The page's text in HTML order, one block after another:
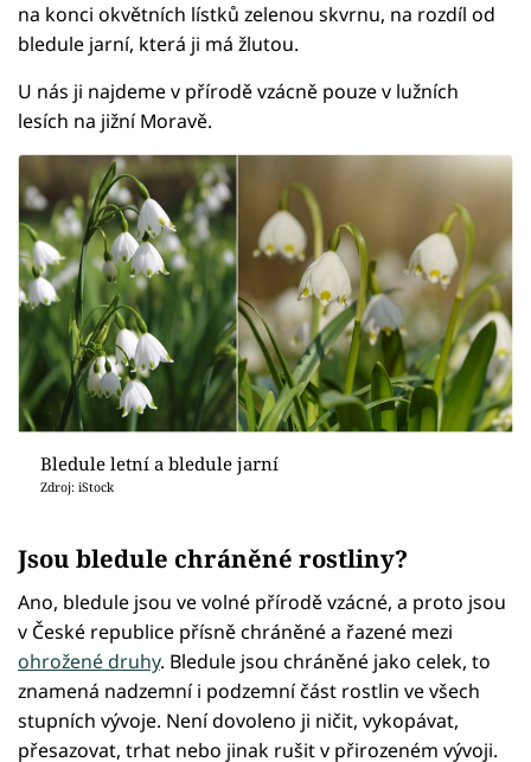
na konci okvětních lístků zelenou skvrnu, na rozdíl od
bledule jarní, která ji má žlutou.
U nás ji najdeme v přírodě vzácně pouze v lužních
lesích na jižní Moravě.
Bledule letní a bledule jarní
Zdroj: iStock
Jsou bledule chráněné rostliny?
Ano, bledule jsou ve volné přírodě vzácné, a proto jsou
v České republice přísně chráněné a řazené mezi
ohrožené druhy. Bledule jsou chráněné jako celek, to
znamená nadzemní i podzemní část rostlin ve všech
stupních vývoje. Není dovoleno ji ničit, vykopávat,
přesazovat, trhat nebo jinak rušit v přirozeném vývoji.